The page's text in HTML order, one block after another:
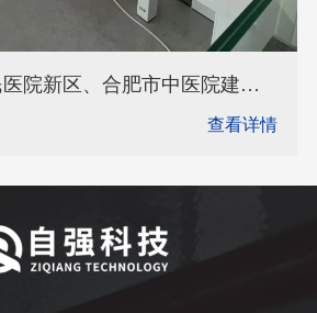
院新区、合肥市中医院建设
查看详情